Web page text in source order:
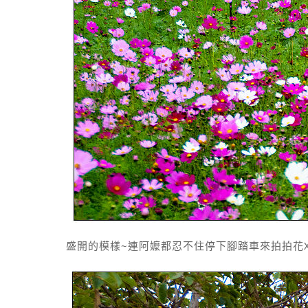
盛開的模樣~連阿嬤都忍不住停下腳踏車來拍拍花